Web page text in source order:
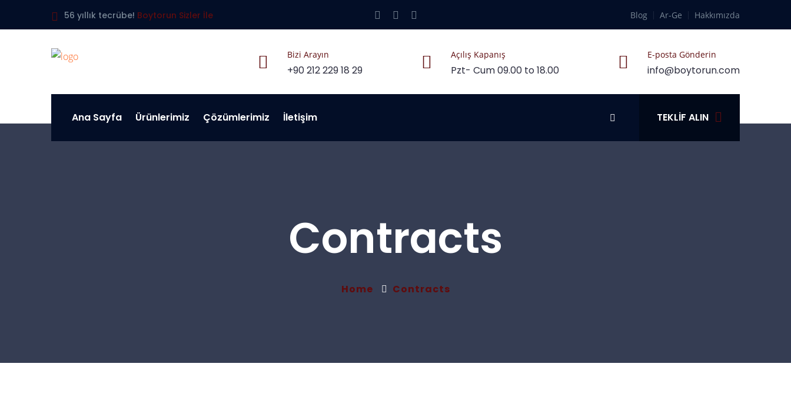
56 yıllık tecrübe! Boytorun Sizler İle Blog Ar-Ge Hakkımızda
Bizi Arayın
+90 212 229 18 29
Açılış Kapanış
Pzt- Cum 09.00 to 18.00
E-posta Gönderin
info@boytorun.com
Ana Sayfa Ürünlerimiz Çözümlerimiz İletişim TEKLIF ALIN
Contracts
Home Contracts